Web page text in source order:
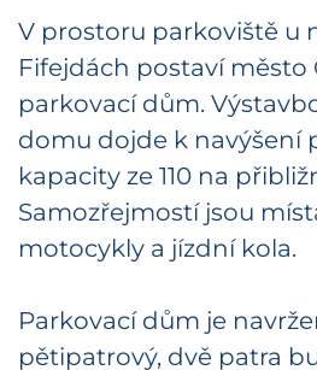
V prostoru parkoviště u
Fifejdách postaví město
parkovací dům.
domu dojde k navýšení
kapacity ze 110 na
Samozřejmostí jsou
motocykly a jízdní kola.
Parkovací dům je
pětipatrový, dvě patra